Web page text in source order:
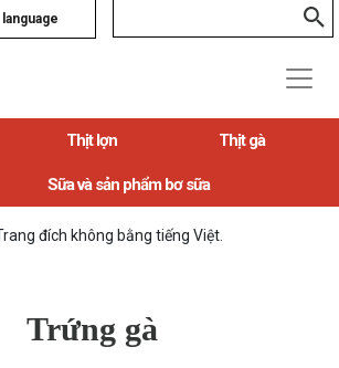
language
Thịt lợn Thịt gà
Sữa và sản phẩm bơ sữa
đích không bằng tiếng Việt.
Trứng gà